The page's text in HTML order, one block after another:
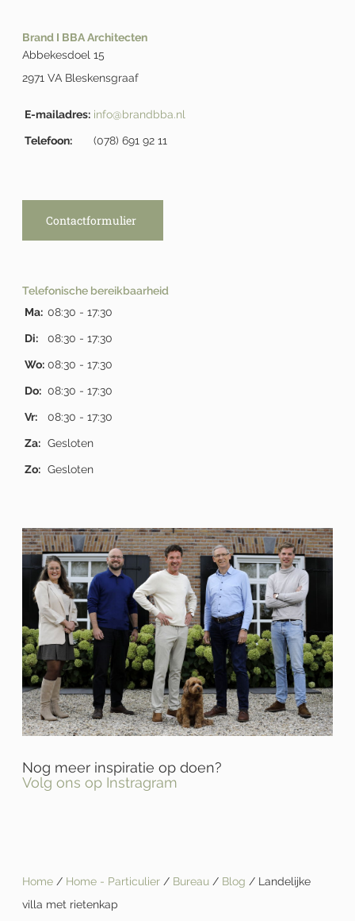
Brand I BBA Architecten
Abbekesdoel 15
2971 VA Bleskensgraaf
E-mailadres: info@brandbba.nl
Telefoon: (078) 691 92 11
Contactformulier
Telefonische bereikbaarheid
Ma: 08:30 - 17:30
Di: 08:30 - 17:30
Wo: 08:30 - 17:30
Do: 08:30 - 17:30
Vr: 08:30 - 17:30
Za: Gesloten
Zo: Gesloten
Nog meer inspiratie op doen?
Volg ons op Instragram
Home / Home - Particulier / Bureau / Blog / Landelijke
villa met rietenkap